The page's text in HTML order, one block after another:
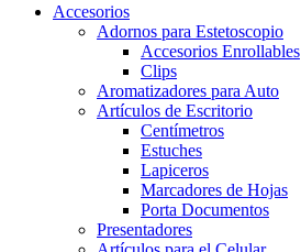
Accesorios
Adornos para Estetoscopio
Accesorios Enrollables
Clips
Aromatizadores para Auto
Artículos de Escritorio
Centímetros
Estuches
Lapiceros
Marcadores de Hojas
Porta Documentos
Presentadores